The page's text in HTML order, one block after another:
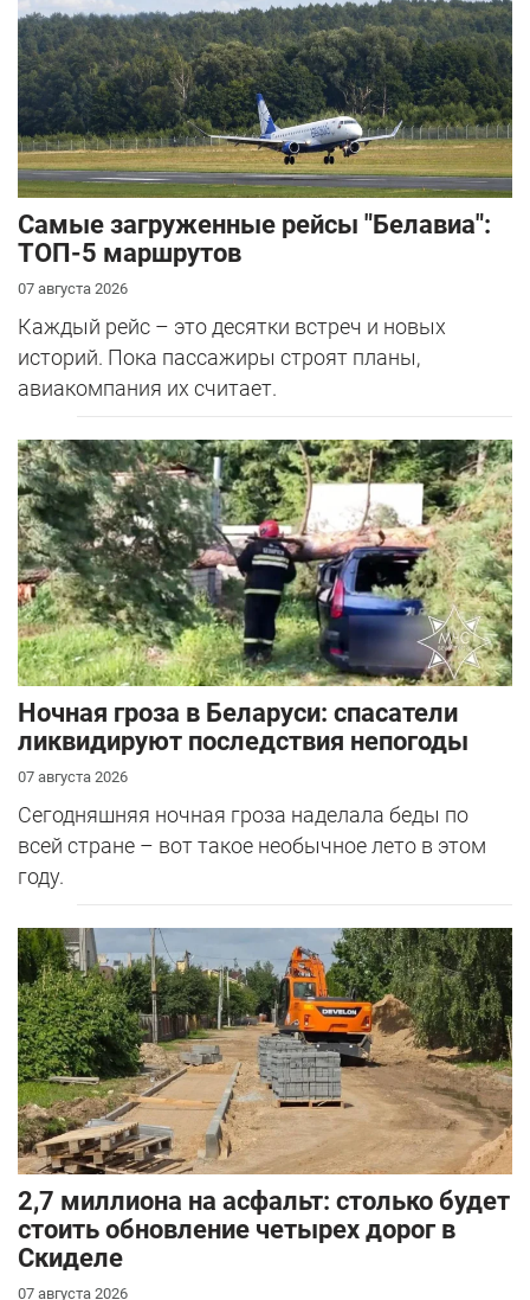
Самые загруженные рейсы "Белавиа":
ТОП-5 маршрутов
07 августа 2026
Каждый рейс – это десятки встреч и новых
историй. Пока пассажиры строят планы,
авиакомпания их считает.
Ночная гроза в Беларуси: спасатели
ликвидируют последствия непогоды
07 августа 2026
Сегодняшняя ночная гроза наделала беды по
всей стране – вот такое необычное лето в этом
году.
2,7 миллиона на асфальт: столько будет
стоить обновление четырех дорог в
Скиделе
07 августа 2026